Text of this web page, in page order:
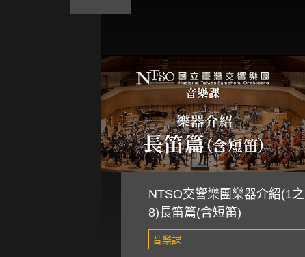
NTSO交響樂團樂器介紹(1之
8)長笛篇(含短笛)
音樂課